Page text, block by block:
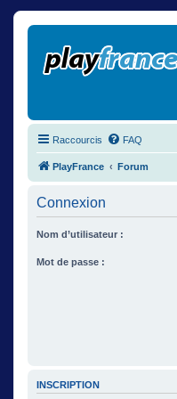
Raccourcis FAQ
PlayFrance Forum
Connexion
Nom d’utilisateur :
Mot de passe :
INSCRIPTION